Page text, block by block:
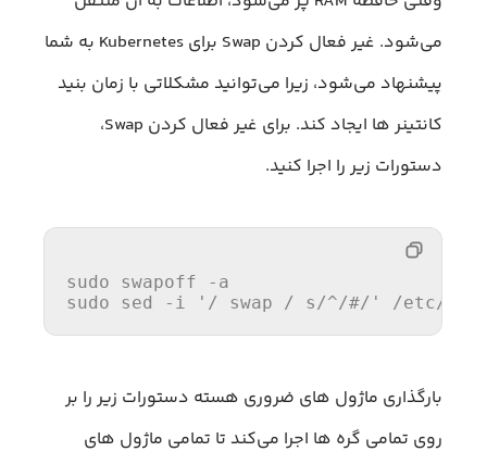
می‌شود. غیر فعال کردن Swap برای Kubernetes به شما
پیشنهاد می‌شود، زیرا می‌توانید مشکلاتی با زمان بنید
کانتینر ها ایجاد کند. برای غیر فعال کردن Swap،
دستورات زیر را اجرا کنید.
sudo swapoff -a
sudo sed -i
'/ swap / s/^/#/' /etc/
بارگذاری ماژول های ضروری هسته دستورات زیر را بر
روی تمامی گره ها اجرا می‌کند تا تمامی ماژول های